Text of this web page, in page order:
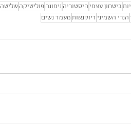
ביטחון עצמי היסטוריה נימונה פוליטיקה שליטה
הנרי השמיני דיוקנאות מעמד נשים